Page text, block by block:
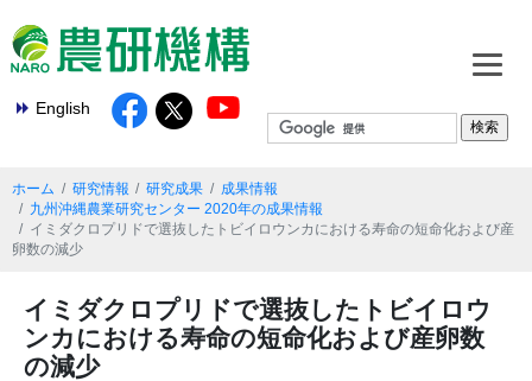
English
ホーム 研究情報 研究成果
成果情報
九州沖縄農業研究センター 2020年の成果情報
イミダクロプリドで選抜したトビイロウンカにおける寿命の短命化および産
卵数の減少
イミダクロプリドで選抜したトビイロウ
ンカにおける寿命の短命化および産卵数
の減少